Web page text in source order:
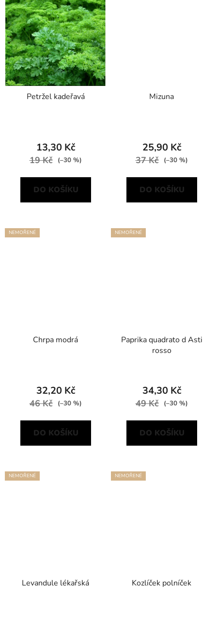
Petržel kadeřavá
13,30 Kč
19 Kč (–30 %)
DO KOŠÍKU
Mizuna
25,90 Kč
37 Kč (–30 %)
DO KOŠÍKU
NEMOŘENÉ
Chrpa modrá
32,20 Kč
46 Kč (–30 %)
DO KOŠÍKU
NEMOŘENÉ
Paprika quadrato d Asti
rosso
34,30 Kč
49 Kč (–30 %)
DO KOŠÍKU
NEMOŘENÉ
Levandule lékařská
NEMOŘENÉ
Kozlíček polníček